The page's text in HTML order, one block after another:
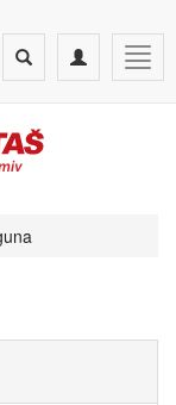
Toggle
navigation
Toggle
search